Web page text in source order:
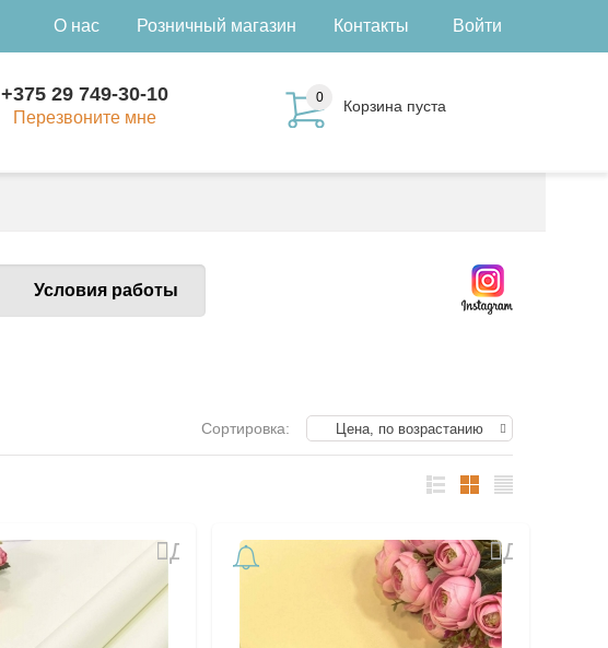
Войти
О нас Розничный магазин Контакты
0 Корзина пуста
+375 29 749-30-10
Перезвоните мне
Условия работы
Сортировка: Цена, по возрастанию
Добавить
избранное
Добавить
в
избранное